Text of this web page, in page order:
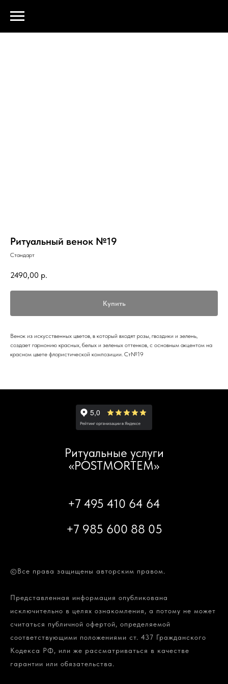
Ритуальный венок №19
Стандарт
2490,00 р.
Купить
Венок из искусственных цветов, в который входят розы, гвоздики и зелень,
создает гармонию красных, белых и зеленых оттенков, с основным акцентом на
красном цвете флористической композиции. Ст№19
Ритуальные услуги
«POSTMORTEM»
+7 495 410 64 64
+7 985 600 88 05
©Все права защищены авторским правом.
Представленная информация опубликована
исключительно в целях ознакомления, а потому не может
считаться публичной офертой, определяемой
соответствующими положениями ст. 437 Гражданского
Кодекса РФ, или же рассматриваться в качестве
гарантии или обязательства.